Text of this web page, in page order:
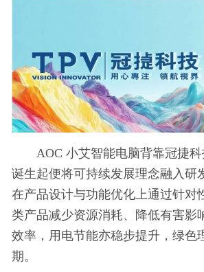
AOC 小艾智能电脑背靠冠捷
诞生起便将可持续发展理念融入研
在产品设计与功能优化上通过针对
类产品减少资源消耗、降低有害影
效率，用电节能亦稳步提升，绿色
期。